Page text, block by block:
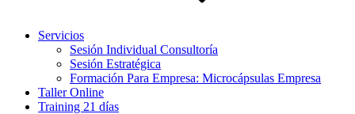
Servicios
Sesión Individual Consultoría
Sesión Estratégica
Formación Para Empresa: Microcápsulas Empresa
Taller Online
Training 21 días